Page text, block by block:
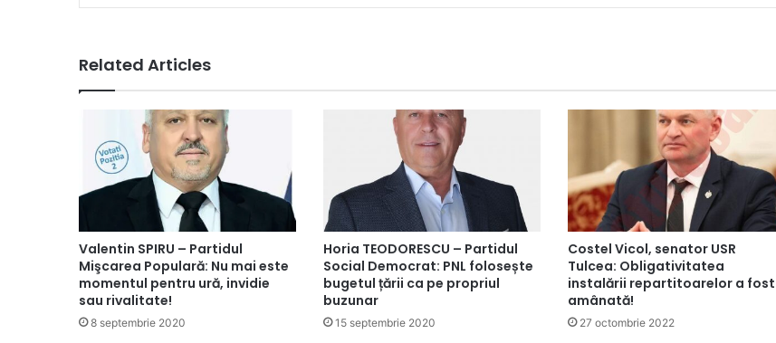
Related Articles
Valentin SPIRU – Partidul
Mişcarea Populară: Nu mai este
momentul pentru ură, invidie
sau rivalitate!
8 septembrie 2020
Horia TEODORESCU – Partidul
Social Democrat: PNL folosește
bugetul țării ca pe propriul
buzunar
15 septembrie 2020
Costel Vicol, senator USR
Tulcea: Obligativitatea
instalării repartitoarelor a fost
amânată!
27 octombrie 2022